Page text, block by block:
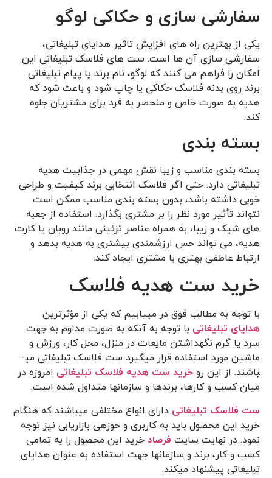
سفارشی ‌سازی و حکاکی لوگو
یکی از بهترین راه ‌های افزایش تاثیر هدایای تبلیغاتی،
سفارشی‌ سازی آن ها است. ست ‌های فلاسک تبلیغاتی این
امکان را فراهم می‌ کنند که لوگو، نام برند یا پیام تبلیغاتی
برند روی بدنه فلاسک حکاکی یا چاپ شود و باعث ‌شود که
هدیه به‌ صورت خاص و منحصر به ‌فرد برای مشتریان جلوه
کند.
بسته ‌بندی
بسته ‌بندی مناسب و زیبا نقش مهمی در جذابیت هدیه
تبلیغاتی دارد. حتی اگر فلاسک انتخابی برند کیفیت و طراحی
خوبی داشته باشد، بدون بسته ‌بندی مناسب ممکن است
نتواند تأثیر مورد نظر را بر مشتری بگذارد. استفاده از جعبه‌
های شیک و زیبا، به همراه عناصر تزئینی مانند روبان یا کارت
هدیه، می‌ تواند حس ارزشمندی بیشتری به هدیه بدهد و
ارتباط عاطفی بهتری با مشتری ایجاد کند.
خرید ست هدیه فلاسک
با توجه به مطالب فوق در می­یابیم که یکی از مؤثرترین
هدایای تبلیغاتی با توجه به آن­که به صورت مداوم به جهت
سرد یا گرم نگه­داشتن مایعات در منزل، محل کار، ورزش و
ماشین مورد استفاده قرار می­گیرد ست فلاسک تبلیغاتی می­
باشند. از این روخرید ست هدیه فلاسک تبلیغاتی امروزه در
میان کسب و کارها­، برندها و سازمان­ها متداول شده است.
ست فلاسک تبلیغاتی دارای انواع مختلفی می­باشند که هنگام
خرید این محصول باید به کاربری و حوزه­ی بازاریابی نیز توجه
نمود. در نهایت سایت فرصادخرید این محصول را به تمامی
کسب و کار، برند و سازمان­ها جهت استفاده به عنوان هدایای
تبلیغاتی پیشنهاد می­کند.